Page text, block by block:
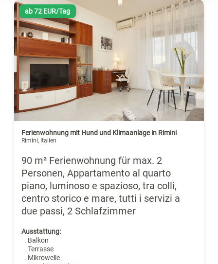
ab 72 EUR/Tag
Ferienwohnung mit Hund und Klimaanlage in Rimini
Rimini, Italien
90 m² Ferienwohnung für max. 2
Personen, Appartamento al quarto
piano, luminoso e spazioso, tra colli,
centro storico e mare, tutti i servizi a
due passi, 2 Schlafzimmer
Ausstattung:
. Balkon
. Terrasse
. Mikrowelle